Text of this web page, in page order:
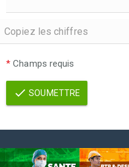
* Champs requis
SOUMETTRE